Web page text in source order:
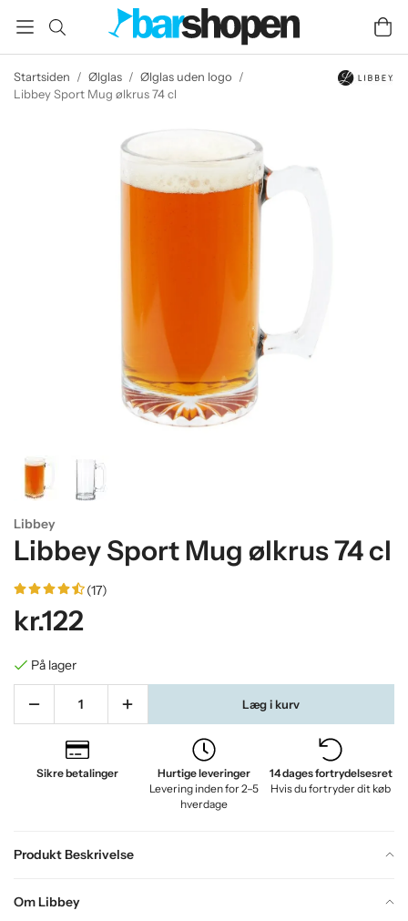
Startsiden / Ølglas / Ølglas uden logo /
Libbey Sport Mug ølkrus 74 cl
Libbey
Libbey Sport Mug ølkrus 74 cl
(17)
kr.122
På lager
Læg i kurv
Sikre betalinger
Hurtige leveringer
Levering inden for 2–5
hverdage
14 dages fortrydelsesret
Hvis du fortryder dit køb
Produkt Beskrivelse
Om Libbey